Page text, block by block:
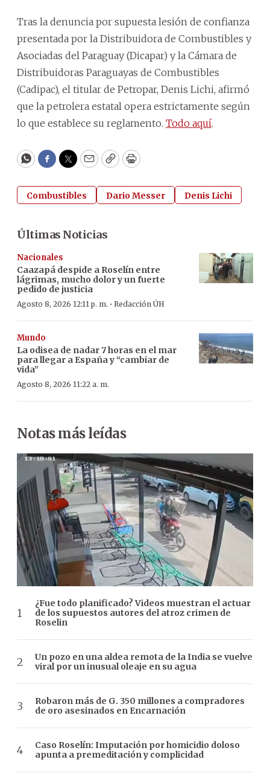
Tras la denuncia por supuesta lesión de confianza
presentada por la Distribuidora de Combustibles y
Asociadas del Paraguay (Dicapar) y la Cámara de
Distribuidoras Paraguayas de Combustibles
(Cadipac), el titular de Petropar, Denis Lichi, afirmó
que la petrolera estatal opera estrictamente según
lo que establece su reglamento. Todo aquí.
WhatsApp
Facebook
Twitter
EmailCopyPrint
Combustibles Dario Messer Denis Lichi
Últimas Noticias
Nacionales
Caazapá despide a Roselín entre
lágrimas, mucho dolor y un fuerte
pedido de justicia
Agosto 8, 2026 12:11 p. m. · Redacción ÚH
Mundo
La odisea de nadar 7 horas en el mar
para llegar a España y “cambiar de
vida”
Agosto 8, 2026 11:22 a. m.
Notas más leídas
¿Fue todo planificado? Videos muestran el actuar
de los supuestos autores del atroz crimen de
Roselin
Un pozo en una aldea remota de la India se vuelve
viral por un inusual oleaje en su agua
Robaron más de G. 350 millones a compradores
de oro asesinados en Encarnación
Caso Roselín: Imputación por homicidio doloso
apunta a premeditación y complicidad